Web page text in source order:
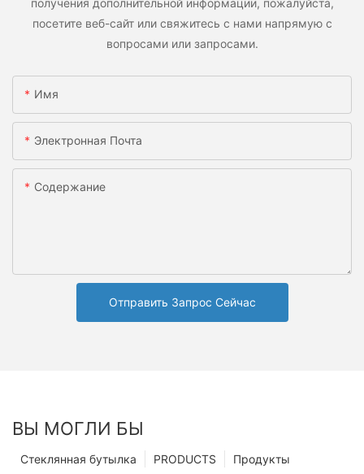
посетите веб-сайт или свяжитесь с нами напрямую с
вопросами или запросами.
Имя
Электронная Почта
Содержание
Отправить Запрос Сейчас
ВЫ МОГЛИ БЫ
Продукты
PRODUCTS
Стеклянная бутылка